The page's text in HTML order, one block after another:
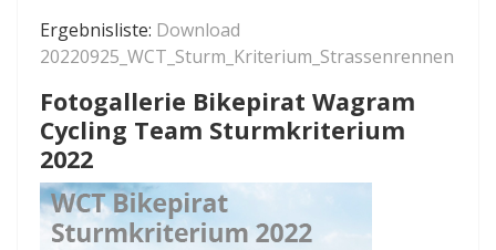
Ergebnisliste: Download
20220925_WCT_Sturm_Kriterium_Strassenrennen
Fotogallerie Bikepirat Wagram
Cycling Team Sturmkriterium
2022